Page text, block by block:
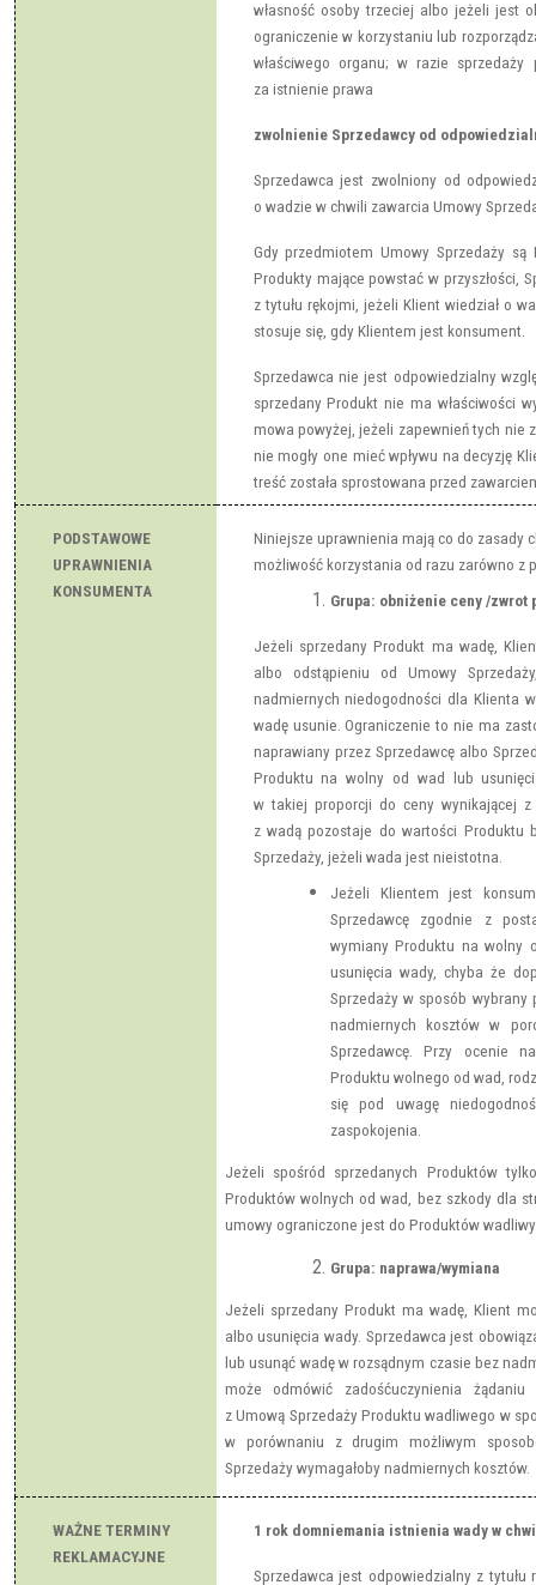
własność osoby trzeciej albo jeżeli jest
ograniczenie w korzystaniu lub
właściwego organu; w razie
za istnienie prawa
zwolnienie Sprzedawcy od
Sprzedawca jest zwolniony od
o wadzie w chwili zawarcia Umowy
Gdy przedmiotem Umowy Sprzedaży
Produkty mające powstać w przyszłości,
z tytułu rękojmi, jeżeli Klient wiedział o
stosuje się, gdy Klientem jest konsument.
Sprzedawca nie jest odpowiedzialny
sprzedany Produkt nie ma właściwości
mowa powyżej, jeżeli zapewnień tych nie
nie mogły one mieć wpływu na decyzję
treść została sprostowana przed
PODSTAWOWE
UPRAWNIENIA
KONSUMENTA
Niniejsze uprawnienia mają co do zasady
możliwość korzystania od razu zarówno z
Grupa: obniżenie ceny /zwrot
Jeżeli sprzedany Produkt ma wadę,
albo odstąpieniu od Umowy
nadmiernych niedogodności dla Klienta
wadę usunie. Ograniczenie to nie ma
naprawiany przez Sprzedawcę albo
Produktu na wolny od wad lub
w takiej proporcji do ceny wynikającej
z wadą pozostaje do wartości Produktu
Sprzedaży, jeżeli wada jest nieistotna.
Jeżeli Klientem jest
Sprzedawcę zgodnie z
wymiany Produktu na wolny
usunięcia wady, chyba że
Sprzedaży w sposób
nadmiernych kosztów w
Sprzedawcę. Przy ocenie
Produktu wolnego od wad,
się pod uwagę
zaspokojenia.
Jeżeli spośród sprzedanych Produktów
Produktów wolnych od wad, bez szkody dla
umowy ograniczone jest do Produktów
Grupa: naprawa/wymiana
Jeżeli sprzedany Produkt ma wadę, Klient
albo usunięcia wady. Sprzedawca jest
lub usunąć wadę w rozsądnym czasie bez
może odmówić zadośćuczynienia
z Umową Sprzedaży Produktu wadliwego w
w porównaniu z drugim możliwym
Sprzedaży wymagałoby nadmiernych kosztów.
WAŻNE TERMINY
REKLAMACYJNE
1 rok domniemania istnienia wady w
Sprzedawca jest odpowiedzialny z